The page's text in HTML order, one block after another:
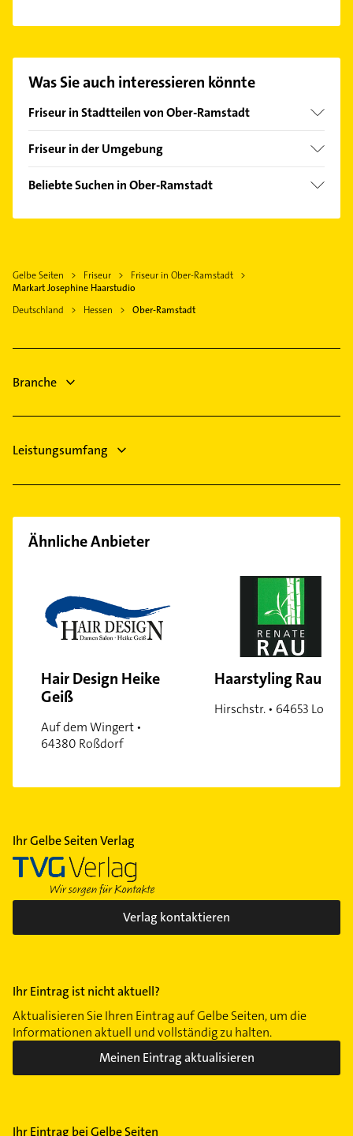
finden Sie alleKontaktdaten.
Was Sie auch interessieren könnte
Friseur in Stadtteilen von Ober-Ramstadt
Modau
Friseur in der Umgebung
Mühltal Hessen
Reinheim Odenwald
Pfungstadt
Dieburg
Weiterstadt
Groß-Umstadt
Beliebte Suchen in Ober-Ramstadt
Immobilien
Gartenbau & Landschaftsbau
Schreiner
Physikalische Therapie
Gelbe Seiten Friseur
Friseur in Ober-Ramstadt
Markart Josephine Haarstudio
Deutschland
Hessen Ober-Ramstadt
Branche
Leistungsumfang
Ähnliche Anbieter
Hair Design Heike
Geiß
Auf dem Wingert •
64380 Roßdorf
Haarstyling Rau
Hirschstr. • 64653 Lorsch
Ihr Gelbe Seiten Verlag
Verlag kontaktieren
Ihr Eintrag ist nicht aktuell?
Aktualisieren Sie Ihren Eintrag auf Gelbe Seiten, um die
Informationen aktuell und vollständig zu halten.
Meinen Eintrag aktualisieren
Ihr Eintrag bei Gelbe Seiten